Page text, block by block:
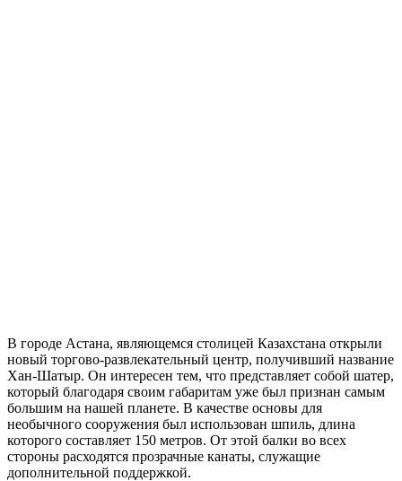
В городе Астана, являющемся столицей Казахстана открыли
новый торгово-развлекательный центр, получивший название
Хан-Шатыр. Он интересен тем, что представляет собой шатер,
который благодаря своим габаритам уже был признан самым
большим на нашей планете. В качестве основы для
необычного сооружения был использован шпиль, длина
которого составляет 150 метров. От этой балки во всех
стороны расходятся прозрачные канаты, служащие
дополнительной поддержкой.